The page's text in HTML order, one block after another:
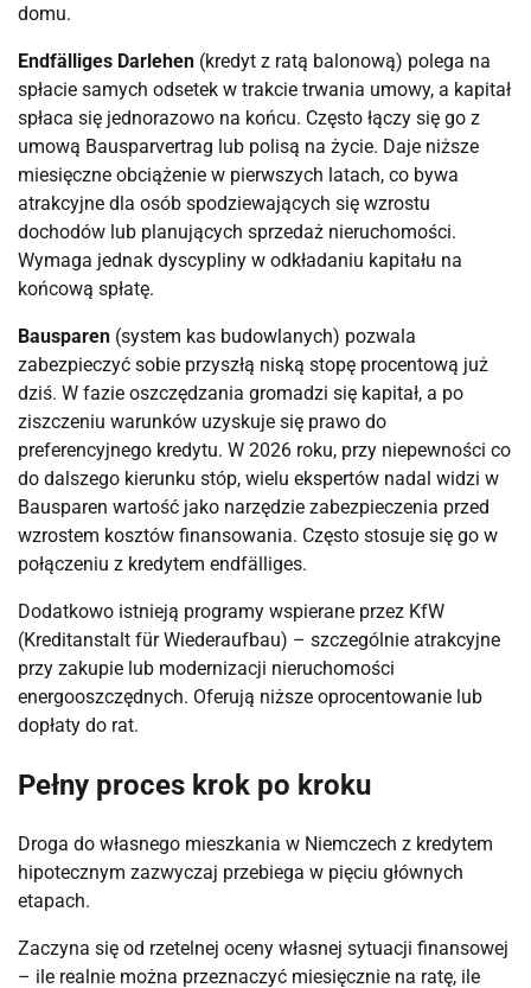
domu.
Endfälliges Darlehen (kredyt z ratą balonową) polega na
spłacie samych odsetek w trakcie trwania umowy, a kapitał
spłaca się jednorazowo na końcu. Często łączy się go z
umową Bausparvertrag lub polisą na życie. Daje niższe
miesięczne obciążenie w pierwszych latach, co bywa
atrakcyjne dla osób spodziewających się wzrostu
dochodów lub planujących sprzedaż nieruchomości.
Wymaga jednak dyscypliny w odkładaniu kapitału na
końcową spłatę.
Bausparen (system kas budowlanych) pozwala
zabezpieczyć sobie przyszłą niską stopę procentową już
dziś. W fazie oszczędzania gromadzi się kapitał, a po
ziszczeniu warunków uzyskuje się prawo do
preferencyjnego kredytu. W 2026 roku, przy niepewności co
do dalszego kierunku stóp, wielu ekspertów nadal widzi w
Bausparen wartość jako narzędzie zabezpieczenia przed
wzrostem kosztów finansowania. Często stosuje się go w
połączeniu z kredytem endfälliges.
Dodatkowo istnieją programy wspierane przez KfW
(Kreditanstalt für Wiederaufbau) – szczególnie atrakcyjne
przy zakupie lub modernizacji nieruchomości
energooszczędnych. Oferują niższe oprocentowanie lub
dopłaty do rat.
Pełny proces krok po kroku
Droga do własnego mieszkania w Niemczech z kredytem
hipotecznym zazwyczaj przebiega w pięciu głównych
etapach.
Zaczyna się od rzetelnej oceny własnej sytuacji finansowej
– ile realnie można przeznaczyć miesięcznie na ratę, ile